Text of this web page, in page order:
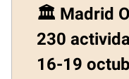
🏛️ Madrid
230
16-19